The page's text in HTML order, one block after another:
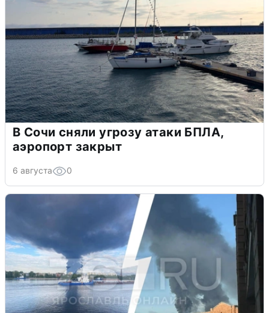
В Сочи сняли угрозу атаки БПЛА,
аэропорт закрыт
6 августа 0